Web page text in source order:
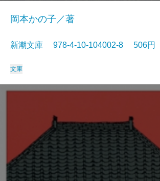
岡本かの子／著
新潮文庫 978-4-10-104002-8 506円
文庫